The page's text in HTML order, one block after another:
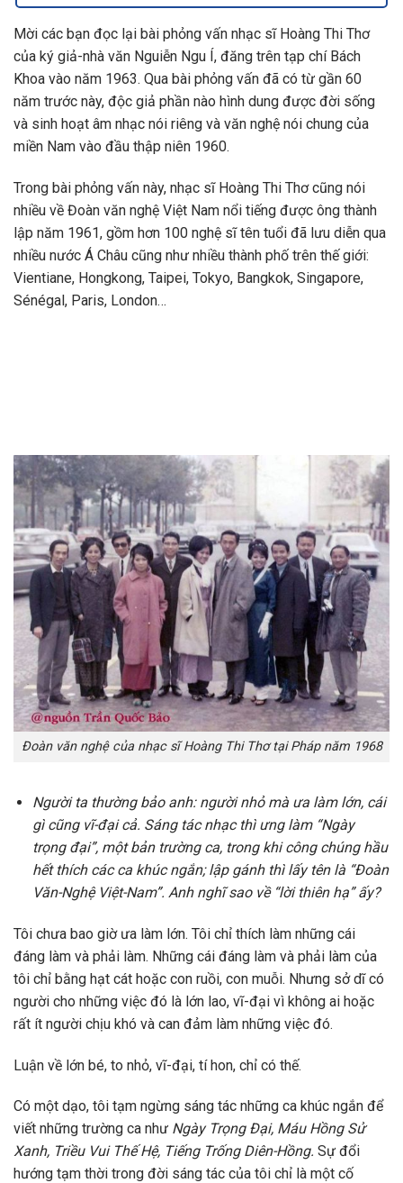
Mời các bạn đọc lại bài phỏng vấn nhạc sĩ Hoàng Thi Thơ
của ký giả-nhà văn Nguiễn Ngu Í, đăng trên tạp chí Bách
Khoa vào năm 1963. Qua bài phỏng vấn đã có từ gần 60
năm trước này, độc giả phần nào hình dung được đời sống
và sinh hoạt âm nhạc nói riêng và văn nghệ nói chung của
miền Nam vào đầu thập niên 1960.
Trong bài phỏng vấn này, nhạc sĩ Hoàng Thi Thơ cũng nói
nhiều về Đoàn văn nghệ Việt Nam nổi tiếng được ông thành
lập năm 1961, gồm hơn 100 nghệ sĩ tên tuổi đã lưu diễn qua
nhiều nước Á Châu cũng như nhiều thành phố trên thế giới:
Vientiane, Hongkong, Taipei, Tokyo, Bangkok, Singapore,
Sénégal, Paris, London…
Đoàn văn nghệ của nhạc sĩ Hoàng Thi Thơ tại Pháp năm 1968
Người ta thường bảo anh: người nhỏ mà ưa làm lớn, cái
gì cũng vĩ-đại cả. Sáng tác nhạc thì ưng làm “Ngày
trọng đại”, một bản trường ca, trong khi công chúng hầu
hết thích các ca khúc ngắn; lập gánh thì lấy tên là “Đoàn
Văn-Nghệ Việt-Nam”. Anh nghĩ sao về “lời thiên hạ” ấy?
Tôi chưa bao giờ ưa làm lớn. Tôi chỉ thích làm những cái
đáng làm và phải làm. Những cái đáng làm và phải làm của
tôi chỉ bằng hạt cát hoặc con ruồi, con muỗi. Nhưng sở dĩ có
người cho những việc đó là lớn lao, vĩ-đại vì không ai hoặc
rất ít người chịu khó và can đảm làm những việc đó.
Luận về lớn bé, to nhỏ, vĩ-đại, tí hon, chỉ có thế.
Có một dạo, tôi tạm ngừng sáng tác những ca khúc ngắn để
viết những trường ca như Ngày Trọng Đại, Máu Hồng Sử
Xanh, Triều Vui Thế Hệ, Tiếng Trống Diên-Hồng. Sự đổi
hướng tạm thời trong đời sáng tác của tôi chỉ là một cố